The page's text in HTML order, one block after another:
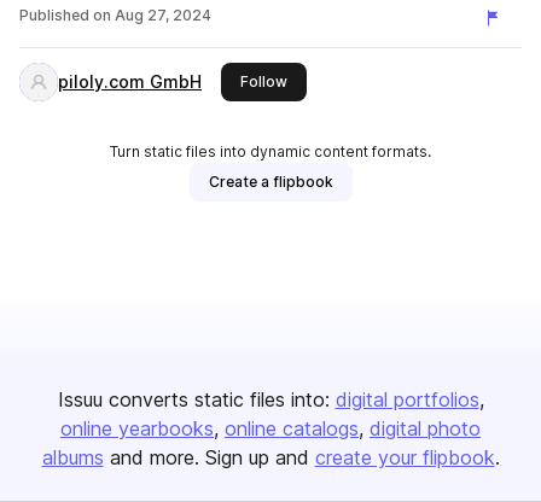
Published on Aug 27, 2024
piloly.com GmbH Followthis publisher
Turn static files into dynamic content formats.
Create a flipbook
Issuu converts static files into: digital portfolios
online yearbooks online catalogs digital photo
albums and more. Sign up and create your flipbook.